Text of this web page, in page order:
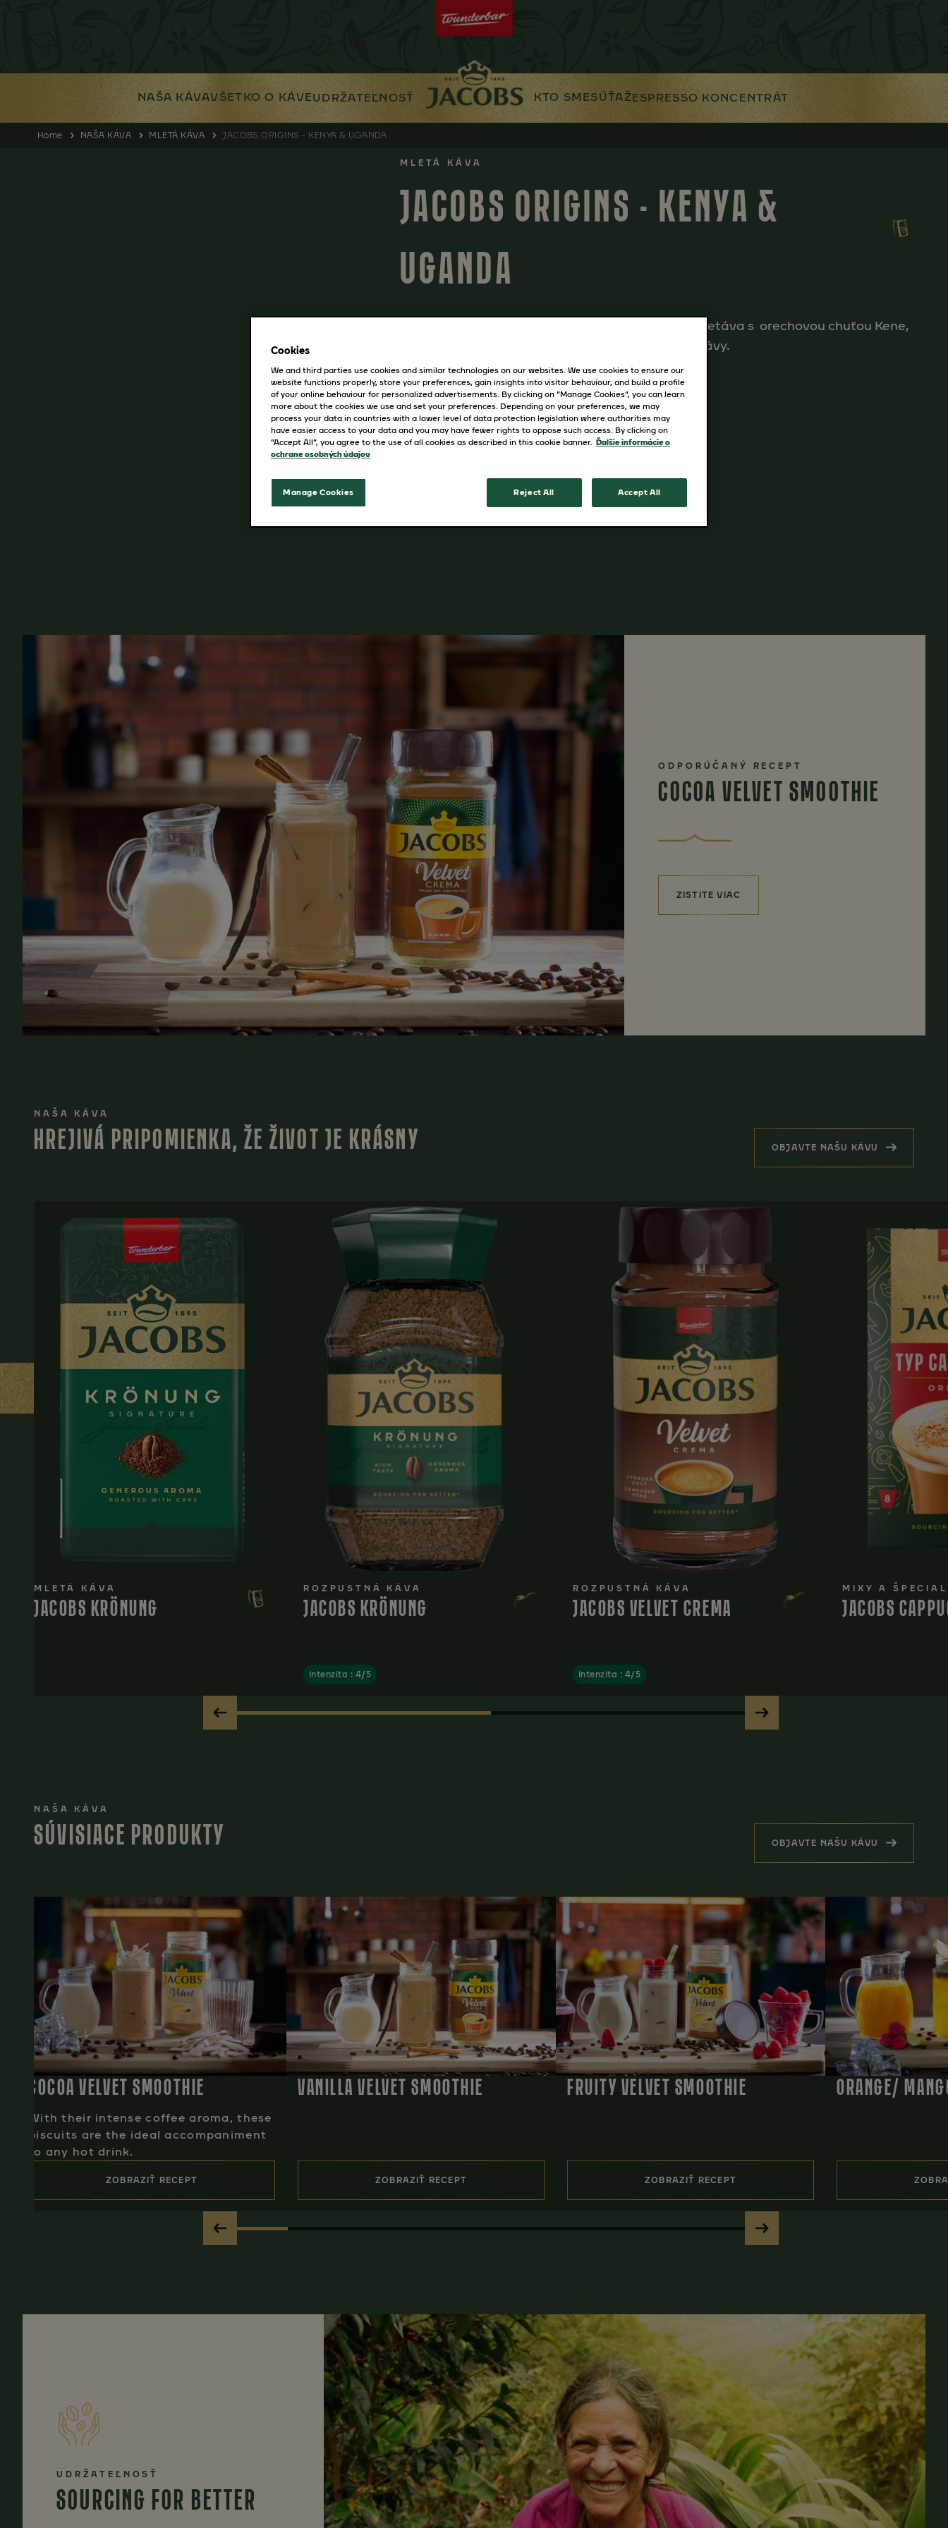
NAŠA KÁVAVŠETKO O KÁVEUDRŽATEĽNOSŤ KTO SMESÚŤAŽESPRESSO KONCENTRÁT
Home NAŠA KÁVA MLETÁ KÁVA JACOBS ORIGINS - KENYA & UGANDA
MLETÁ KÁVA
JACOBS ORIGINS - KENYA &
UGANDA
Vyvážená káva, kde sa korenistá chuť Ugandy stretáva s orechovou chuťou Kene,
oslavujúca najlepšie africké oblasti pestovania kávy.
Dostupné varianty
200g
ODPORÚČANÝ RECEPT
COCOA VELVET SMOOTHIE
ZISTITE VIAC
NAŠA KÁVA
HREJIVÁ PRIPOMIENKA, ŽE ŽIVOT JE KRÁSNY OBJAVTE NAŠU KÁVU
MLETÁ KÁVA
JACOBS KRÖNUNG
ROZPUSTNÁ KÁVA
JACOBS KRÖNUNG
Intenzita : 4/5
ROZPUSTNÁ KÁVA
JACOBS VELVET CREMA
Intenzita : 4/5
MIXY A
JACOBS
NAŠA KÁVA
SÚVISIACE PRODUKTY OBJAVTE NAŠU KÁVU
COCOA VELVET SMOOTHIE
With their intense coffee aroma, these
biscuits are the ideal accompaniment
to any hot drink.
ZOBRAZIŤ RECEPT
VANILLA VELVET SMOOTHIE
ZOBRAZIŤ RECEPT
FRUITY VELVET SMOOTHIE
ZOBRAZIŤ RECEPT
ORANGE/
UDRŽATEĽNOSŤ
SOURCING FOR BETTER
Cookies
We and third parties use cookies and similar technologies on our websites. We use cookies to ensure our
website functions properly, store your preferences, gain insights into visitor behaviour, and build a profile
of your online behaviour for personalized advertisements. By clicking on “Manage Cookies”, you can learn
more about the cookies we use and set your preferences. Depending on your preferences, we may
process your data in countries with a lower level of data protection legislation where authorities may
have easier access to your data and you may have fewer rights to oppose such access. By clicking on
“Accept All”, you agree to the use of all cookies as described in this cookie banner. Ďalšie informácie o
ochrane osobných údajov
Manage Cookies Reject All Accept All